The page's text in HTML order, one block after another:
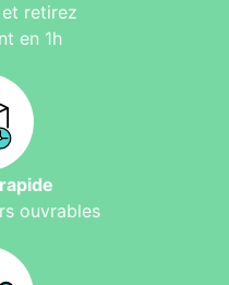
retirez
en 1h
ouvrables